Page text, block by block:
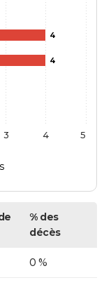
4
4
3 4 5
% des
décès
0 %